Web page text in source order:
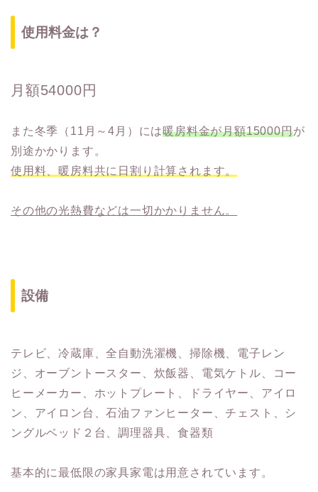
使用料金は？
月額54000円
また冬季（11月～4月）には暖房料金が月額15000円が
別途かかります。
使用料、暖房料共に日割り計算されます。
その他の光熱費などは一切かかりません。
設備
テレビ、冷蔵庫、全自動洗濯機、掃除機、電子レン
ジ、オーブントースター、炊飯器、電気ケトル、コー
ヒーメーカー、ホットプレート、ドライヤー、アイロ
ン、アイロン台、石油ファンヒーター、チェスト、シ
ングルベッド２台、調理器具、食器類
基本的に最低限の家具家電は用意されています。